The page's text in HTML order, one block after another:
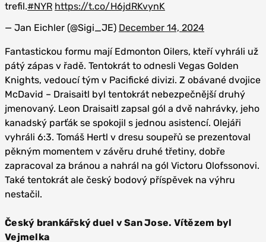
trefil.#NYR https://t.co/H6jdRKvynK
— Jan Eichler (@Sigi_JE) December 14, 2024
Fantastickou formu mají Edmonton Oilers, kteří vyhráli už
pátý zápas v řadě. Tentokrát to odnesli Vegas Golden
Knights, vedoucí tým v Pacifické divizi. Z obávané dvojice
McDavid – Draisaitl byl tentokrát nebezpečnější druhý
jmenovaný. Leon Draisaitl zapsal gól a dvě nahrávky, jeho
kanadský parťák se spokojil s jednou asistencí. Olejáři
vyhráli 6:3. Tomáš Hertl v dresu soupeřů se prezentoval
pěkným momentem v závěru druhé třetiny, dobře
zapracoval za bránou a nahrál na gól Victoru Olofssonovi.
Také tentokrát ale český bodový příspěvek na výhru
nestačil.
Český brankářský duel v San Jose. Vítězem byl
Vejmelka